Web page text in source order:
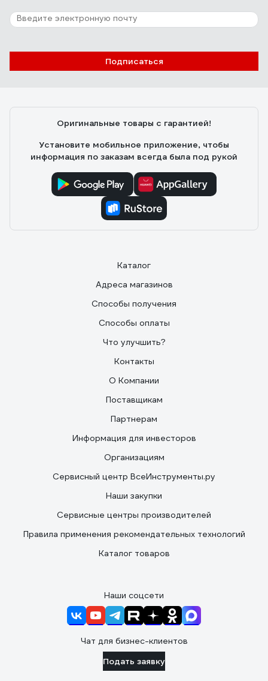
Подписаться
Оригинальные товары с гарантией!
Установите мобильное приложение, чтобы
информация по заказам всегда была под рукой
Каталог
Адреса магазинов
Способы получения
Способы оплаты
Что улучшить?
Контакты
О Компании
Поставщикам
Партнерам
Информация для инвесторов
Организациям
Сервисный центр ВсеИнструменты.ру
Наши закупки
Сервисные центры производителей
Правила применения рекомендательных технологий
Каталог товаров
Наши соцсети
Чат для бизнес-клиентов
Подать заявку